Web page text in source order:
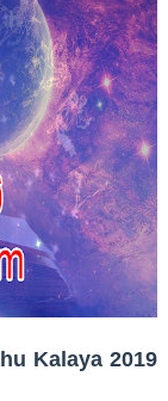
Kalaya 2019